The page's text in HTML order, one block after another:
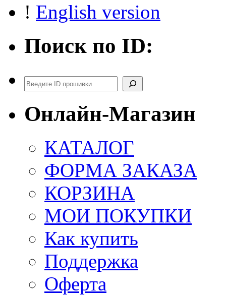
! English version
Поиск по ID:
Поиск
Онлайн-Магазин
КАТАЛОГ
ФОРМА ЗАКАЗА
КОРЗИНА
МОИ ПОКУПКИ
Как купить
Поддержка
Оферта